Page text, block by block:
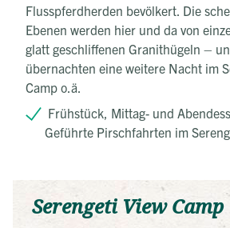
Flusspferdherden bevölkert. Die
Ebenen werden hier und da von
glatt geschliffenen Granithügeln –
übernachten eine weitere Nacht im
Camp o.ä.
Frühstück, Mittag- und
Geführte Pirschfahrten im
Serengeti View Camp